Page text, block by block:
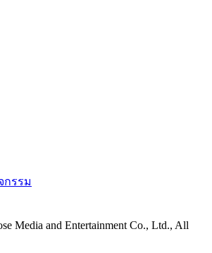
กรรม
Media and Entertainment Co., Ltd., All